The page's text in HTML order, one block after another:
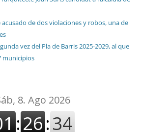
de dos violaciones y robos, una de
vez del Pla de Barris 2025-2029, al que
municipios